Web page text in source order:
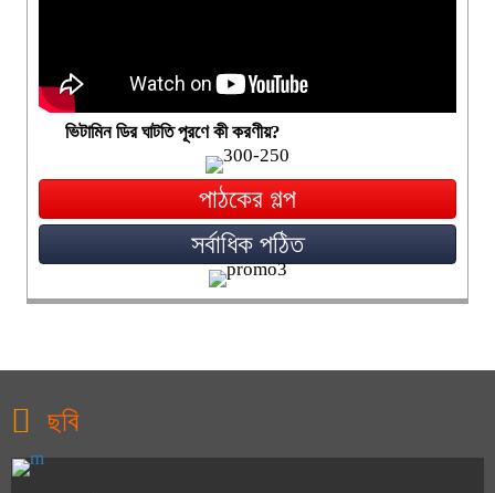
ভিটামিন ডির ঘাটতি পূরণে কী করণীয়?
পাঠকের গল্প
সর্বাধিক পঠিত
ছবি